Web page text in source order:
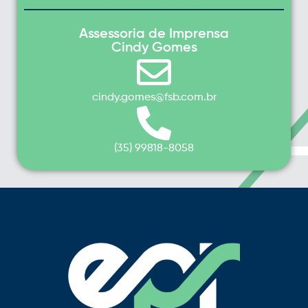
Assessoria de Imprensa
Cindy Gomes
cindy.gomes@fsb.com.br
(35) 99818-8058